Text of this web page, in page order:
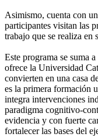
Asimismo, cuenta con
participantes visitan las
trabajo que se realiza en
Este programa se suma
ofrece la Universidad
convierten en una casa
es la primera formación
integra intervenciones
paradigma cognitivo-
evidencia y con fuerte
fortalecer las bases del